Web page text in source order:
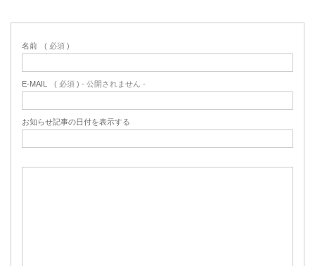
名前 ( 必須 )
E-MAIL ( 必須 ) - 公開されません -
お知らせ記事の日付を表示する